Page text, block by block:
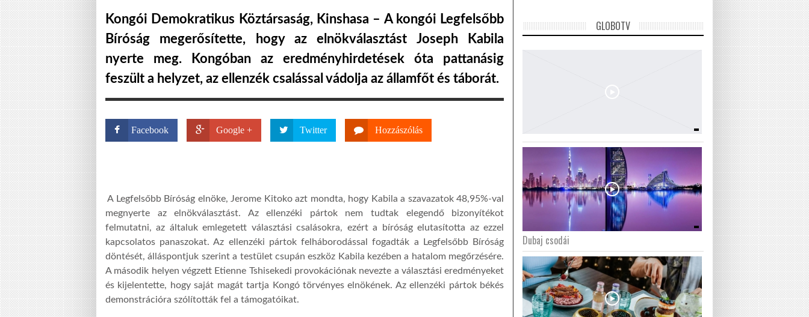
Kongói Demokratikus Köztársaság, Kinshasa – A kongói Legfelsőbb
Bíróság megerősítette, hogy az elnökválasztást Joseph Kabila
nyerte meg. Kongóban az eredményhirdetések óta pattanásig
feszült a helyzet, az ellenzék csalással vádolja az államfőt és táborát.
Facebook Google + Twitter Hozzászólás
A Legfelsőbb Bíróság elnöke, Jerome Kitoko azt mondta, hogy Kabila a szavazatok 48,95%-val
megnyerte az elnökválasztást. Az ellenzéki pártok nem tudtak elegendő bizonyítékot
felmutatni, az általuk emlegetett választási csalásokra, ezért a bíróság elutasította az ezzel
kapcsolatos panaszokat. Az ellenzéki pártok felháborodással fogadták a Legfelsőbb Bíróság
döntését, álláspontjuk szerint a testület csupán eszköz Kabila kezében a hatalom megőrzésére.
A második helyen végzett Etienne Tshisekedi provokációnak nevezte a választási eredményeket
és kijelentette, hogy saját magát tartja Kongó törvényes elnökének. Az ellenzéki pártok békés
demonstrációra szólították fel a támogatóikat.
GLOBOTV
Dubaj csodái